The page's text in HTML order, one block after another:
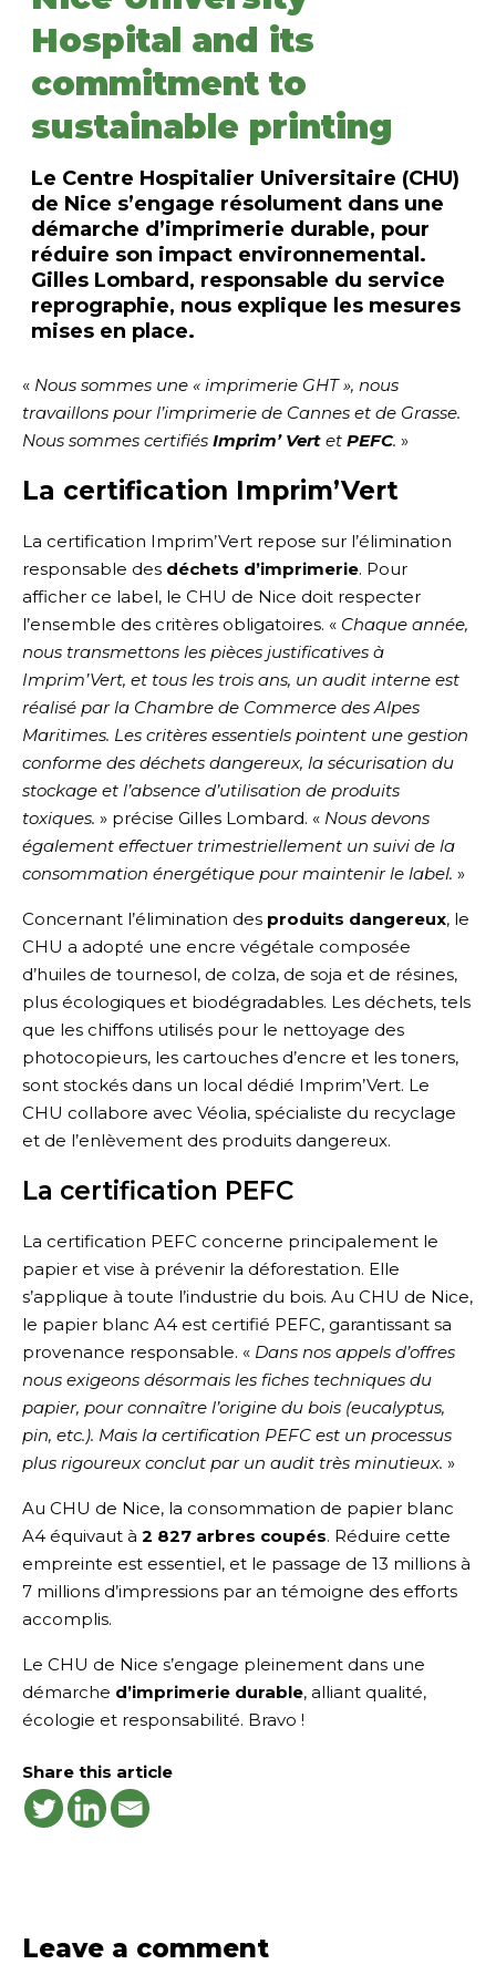
Hospital and its
commitment to
sustainable printing
Le Centre Hospitalier Universitaire (CHU)
de Nice s’engage résolument dans une
démarche d’imprimerie durable, pour
réduire son impact environnemental.
Gilles Lombard, responsable du service
reprographie, nous explique les mesures
mises en place.
« Nous sommes une « imprimerie GHT », nous
travaillons pour l’imprimerie de Cannes et de Grasse.
Nous sommes certifiés Imprim’ Vert et PEFC. »
La certification Imprim’Vert
La certification Imprim’Vert repose sur l’élimination
responsable des déchets d’imprimerie. Pour
afficher ce label, le CHU de Nice doit respecter
l’ensemble des critères obligatoires. « Chaque année,
nous transmettons les pièces justificatives à
Imprim’Vert, et tous les trois ans, un audit interne est
réalisé par la Chambre de Commerce des Alpes
Maritimes. Les critères essentiels pointent une gestion
conforme des déchets dangereux, la sécurisation du
stockage et l’absence d’utilisation de produits
toxiques. » précise Gilles Lombard. « Nous devons
également effectuer trimestriellement un suivi de la
consommation énergétique pour maintenir le label. »
Concernant l’élimination des produits dangereux, le
CHU a adopté une encre végétale composée
d’huiles de tournesol, de colza, de soja et de résines,
plus écologiques et biodégradables. Les déchets, tels
que les chiffons utilisés pour le nettoyage des
photocopieurs, les cartouches d’encre et les toners,
sont stockés dans un local dédié Imprim’Vert. Le
CHU collabore avec Véolia, spécialiste du recyclage
et de l’enlèvement des produits dangereux.
La certification PEFC
La certification PEFC concerne principalement le
papier et vise à prévenir la déforestation. Elle
s’applique à toute l’industrie du bois. Au CHU de Nice,
le papier blanc A4 est certifié PEFC, garantissant sa
provenance responsable. « Dans nos appels d’offres
nous exigeons désormais les fiches techniques du
papier, pour connaître l’origine du bois (eucalyptus,
pin, etc.). Mais la certification PEFC est un processus
plus rigoureux conclut par un audit très minutieux. »
Au CHU de Nice, la consommation de papier blanc
A4 équivaut à 2 827 arbres coupés. Réduire cette
empreinte est essentiel, et le passage de 13 millions à
7 millions d’impressions par an témoigne des efforts
accomplis.
Le CHU de Nice s’engage pleinement dans une
démarche d’imprimerie durable, alliant qualité,
écologie et responsabilité. Bravo !
Share this article
Leave a comment